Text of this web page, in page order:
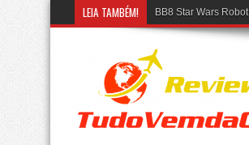
LEIA TAMBÉM! BB8 Star Wars Robot